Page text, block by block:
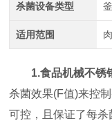
杀菌设备类型
适用范围
1.食品机械不锈
杀菌效果(F值)来控
可控，且保证了每